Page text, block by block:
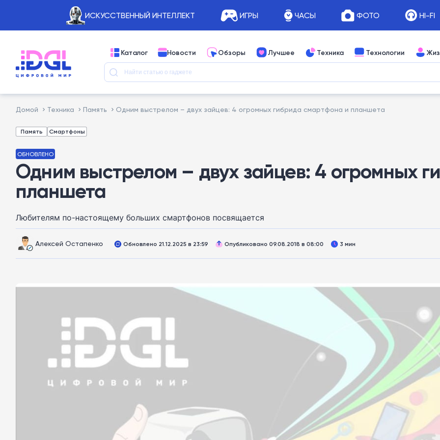
ИСКУССТВЕННЫЙ ИНТЕЛЛЕКТ ИГРЫ ЧАСЫ ФОТО HI-FI
Каталог Новости Обзоры Лучшее Техника Технологии
Домой Техника Память Одним выстрелом – двух зайцев: 4 огромных гибрида смартфона и планшета
Память Смартфоны
ОБНОВЛЕНО
Одним выстрелом – двух зайцев: 4 огромных
планшета
Любителям по-настоящему больших смартфонов посвящается
Алексей Остапенко Обновлено 21.12.2025 в 23:59 Опубликовано 09.08.2018 в 08:00 3 мин